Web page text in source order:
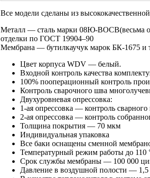
Все модели сделаны из
Металл — сталь марки 08Ю-ВОСВ(весьма
отделки по ГОСТ 19904–90
Мембрана — бутилкаучук марок БК-1675 и
Цвет корпуса WDV — белый.
Входной контроль качества
100% пооперационный контроль
Контроль сварочного шва
Двухуровневая опрессовка:
1-ая опрессовка — контроль сварного
2-ая опрессовка — контроль
Толщина покрытия — 70 мкм
Индивидуальная упаковка
Все баки оснащены сменной
Температурный режим работы до 110
Срок службы мембраны — 100 000
Давление в воздушной полости — 1,5